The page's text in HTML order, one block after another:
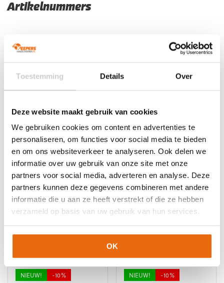
Toestemming Details Over
Deze website maakt gebruik van cookies
We gebruiken cookies om content en advertenties te
personaliseren, om functies voor social media te bieden
en om ons websiteverkeer te analyseren. Ook delen we
informatie over uw gebruik van onze site met onze
partners voor social media, adverteren en analyse. Deze
partners kunnen deze gegevens combineren met andere
informatie die u aan ze heeft verstrekt of die ze hebben
verzameld op basis van uw gebruik van hun services.
OK
Artikelnummers
8718726968437
8718726968444
Maat: Maat 41/44
8718726968451
Maat: 45/48
voor bedrukte artikelen.
Bedrukte artikelen kunnen wij helaas niet terugnemen.
Artikelnummer: 444007-2800Categorieën: Accessoires
Gripsokken voetbal,Keeperskleding,Keeperssokken,Nieuw,
Gerelateerde producten
NIEUW! -10% NIEUW! -10%